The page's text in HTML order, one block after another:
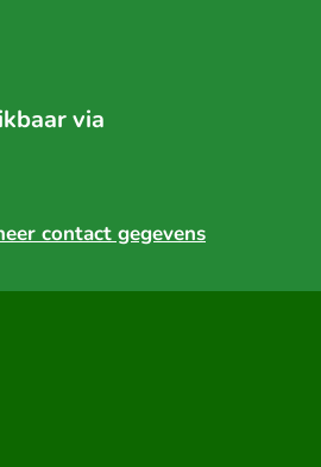
via
contact gegevens